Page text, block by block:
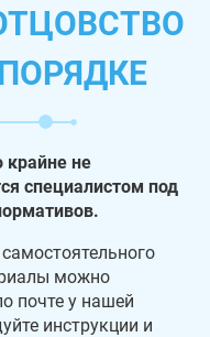
крайне не
специалистом под
можно
почте у нашей
инструкции и